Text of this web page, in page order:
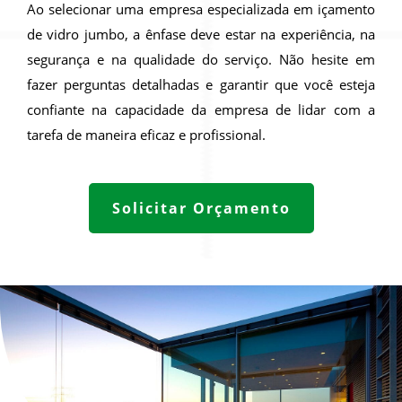
Ao selecionar uma empresa especializada em içamento
de vidro jumbo, a ênfase deve estar na experiência, na
segurança e na qualidade do serviço. Não hesite em
fazer perguntas detalhadas e garantir que você esteja
confiante na capacidade da empresa de lidar com a
tarefa de maneira eficaz e profissional.
Solicitar Orçamento